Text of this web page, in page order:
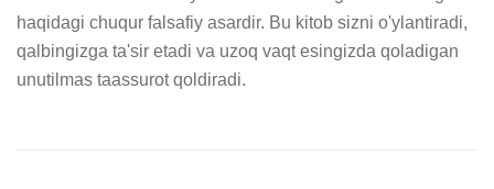
haqidagi chuqur falsafiy asardir. Bu kitob sizni o'ylantiradi,
qalbingizga ta'sir etadi va uzoq vaqt esingizda qoladigan
unutilmas taassurot qoldiradi.